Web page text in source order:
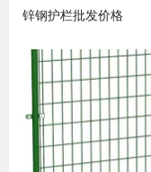
锌钢护栏批发价格